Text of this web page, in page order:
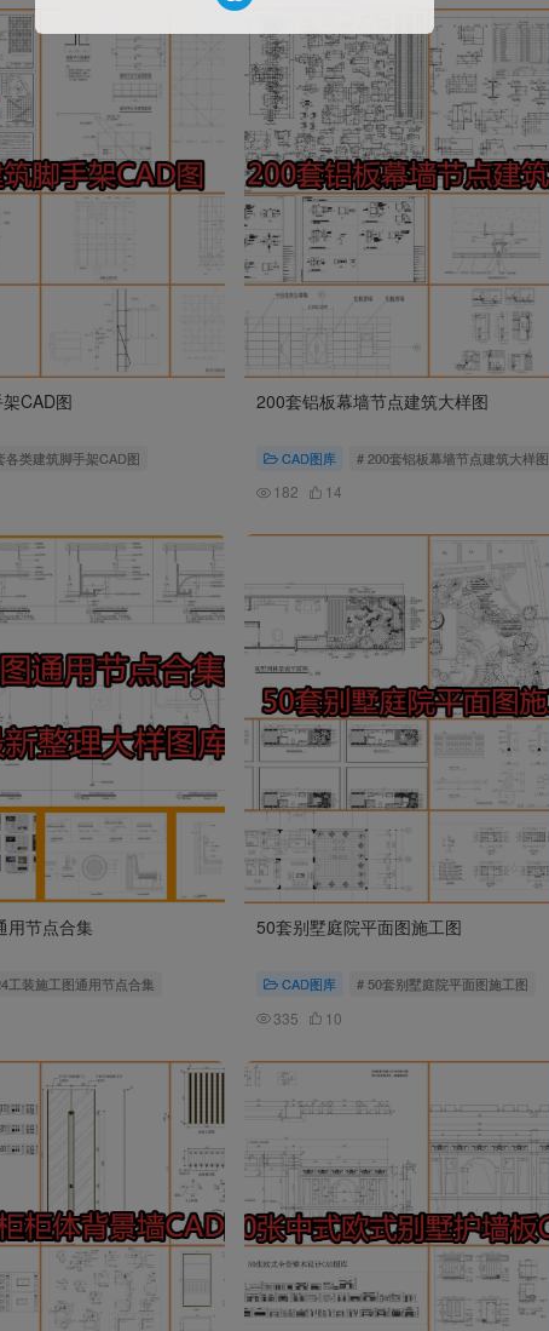
CAD图
各类建筑脚手架CAD图
200套铝板幕墙节点建筑大样图
CAD图库 # 200套铝板幕墙节点建筑大样图
182 14
用节点合集
工装施工图通用节点合集
50套别墅庭院平面图施工图
CAD图库 # 50套别墅庭院平面图施工图
335 10